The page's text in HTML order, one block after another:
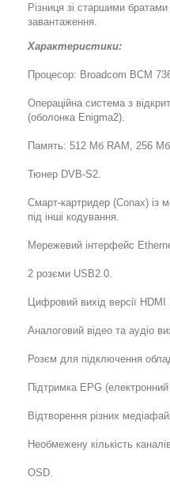
Різниця зі старшими
завантаження.
Характеристики:
Процесор: Broadcom BCM
Операційна система з
(оболонка Enigma2).
Память: 512 Мб RAM, 256
Тюнер DVB-S2.
Смарт-картридер (Conax) із
під інші кодування.
Мережевий інтерфейс
2 розєми USB2.0.
Цифровий вихід версії HDMI
Аналоговий відео та аудіо
Розєм для підключення
Підтримка EPG
Відтворення різних
Необмежену кількість
OSD.